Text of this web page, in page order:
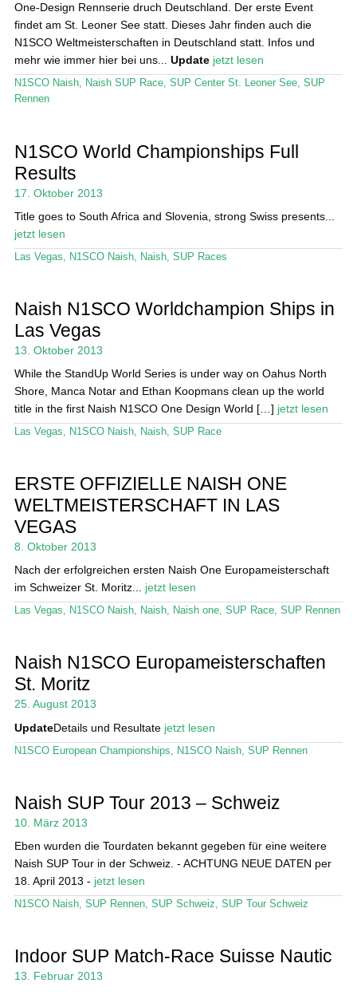
SPOT FINDER
Mein Konto
One-Design Rennserie druch Deutschland. Der erste Event
findet am St. Leoner See statt. Dieses Jahr finden auch die
N1SCO Weltmeisterschaften in Deutschland statt. Infos und
mehr wie immer hier bei uns... Update jetzt lesen
N1SCO Naish, Naish SUP Race, SUP Center St. Leoner See, SUP
Rennen
N1SCO World Championships Full
Results
17. Oktober 2013
Title goes to South Africa and Slovenia, strong Swiss presents...
jetzt lesen
Las Vegas N1SCO Naish, Naish, SUP Races
Naish N1SCO Worldchampion Ships in
Las Vegas
13. Oktober 2013
While the StandUp World Series is under way on Oahus North
Shore, Manca Notar and Ethan Koopmans clean up the world
title in the first Naish N1SCO One Design World […] jetzt lesen
Las Vegas, N1SCO Naish, Naish, SUP Race
ERSTE OFFIZIELLE NAISH ONE
WELTMEISTERSCHAFT IN LAS
VEGAS
8. Oktober 2013
Nach der erfolgreichen ersten Naish One Europameisterschaft
im Schweizer St. Moritz... jetzt lesen
Las Vegas, N1SCO Naish, Naish, Naish one, SUP Race, SUP Rennen
Naish N1SCO Europameisterschaften
St. Moritz
25. August 2013
UpdateDetails und Resultate jetzt lesen
N1SCO European Championships N1SCO Naish, SUP Rennen
Naish SUP Tour 2013 – Schweiz
10. März 2013
Eben wurden die Tourdaten bekannt gegeben für eine weitere
Naish SUP Tour in der Schweiz. - ACHTUNG NEUE DATEN per
18. April 2013 - jetzt lesen
N1SCO Naish, SUP Rennen, SUP Schweiz, SUP Tour Schweiz
Indoor SUP Match-Race Suisse Nautic
13. Februar 2013